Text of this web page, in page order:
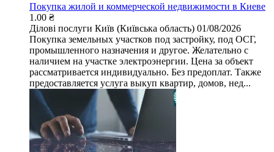
Покупка жилой и коммерческой недвижимости в Киеве
1.00 ₴
Ділові послуги Київ (Київська область) 01/08/2026
Покупка земельных участков под застройку, под ОСГ,
промышленного назначения и другое. Желательно с
наличием на участке электроэнергии. Цена за объект
рассматривается индивидуально. Без предоплат. Также
предоставляется услуга выкуп квартир, домов, нед...